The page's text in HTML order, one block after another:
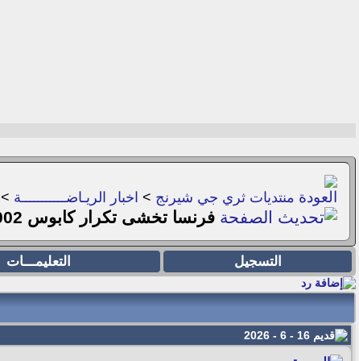
منتديات ثري جي شيرنج > اخبار الريـاضـــــــــــة >
فرنسا تخشى تكرار كابوس 2002 أمام السنغال فى افتتاح مشوار المونديال
التسجيل التعليمـــات